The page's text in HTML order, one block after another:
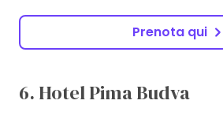
Prenota qui
6. Hotel Pima Budva